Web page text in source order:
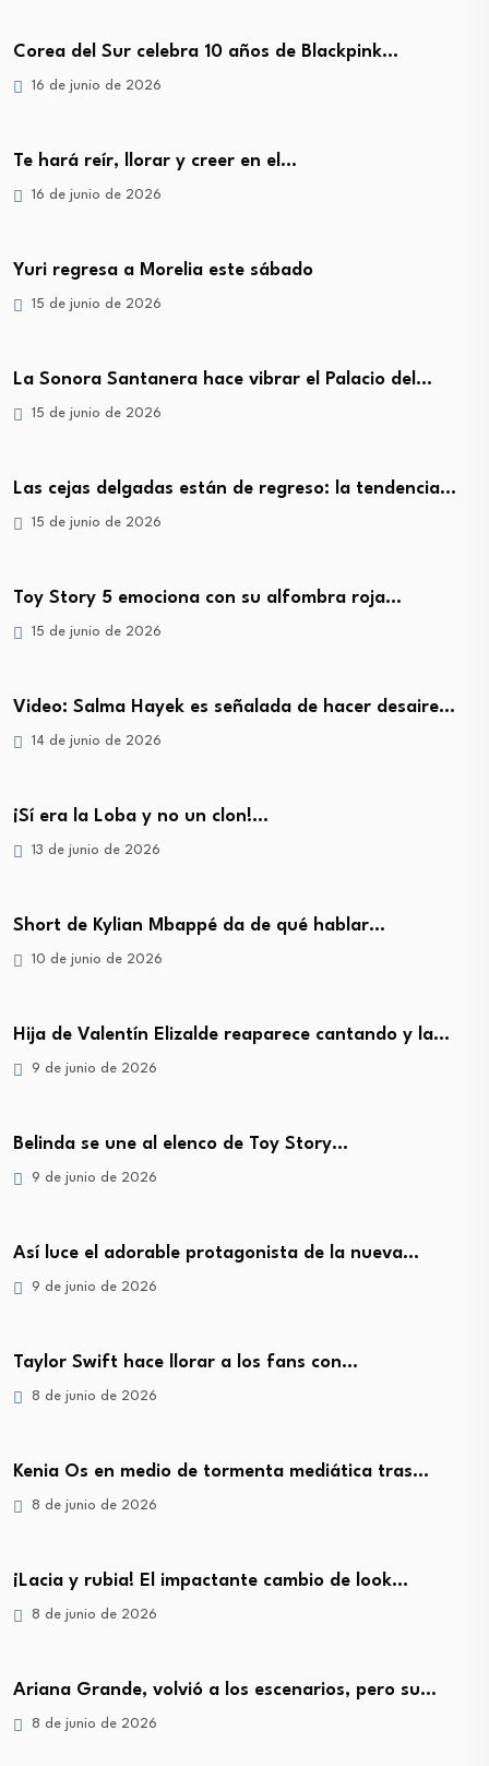
Corea del Sur celebra 10 años de Blackpink…
16 de junio de 2026
Te hará reír, llorar y creer en el…
16 de junio de 2026
Yuri regresa a Morelia este sábado
15 de junio de 2026
La Sonora Santanera hace vibrar el Palacio del…
15 de junio de 2026
Las cejas delgadas están de regreso: la tendencia…
15 de junio de 2026
Toy Story 5 emociona con su alfombra roja…
15 de junio de 2026
Video: Salma Hayek es señalada de hacer desaire…
14 de junio de 2026
¡Sí era la Loba y no un clon!…
13 de junio de 2026
Short de Kylian Mbappé da de qué hablar…
10 de junio de 2026
Hija de Valentín Elizalde reaparece cantando y la…
9 de junio de 2026
Belinda se une al elenco de Toy Story…
9 de junio de 2026
Así luce el adorable protagonista de la nueva…
9 de junio de 2026
Taylor Swift hace llorar a los fans con…
8 de junio de 2026
Kenia Os en medio de tormenta mediática tras…
8 de junio de 2026
¡Lacia y rubia! El impactante cambio de look…
8 de junio de 2026
Ariana Grande, volvió a los escenarios, pero su…
8 de junio de 2026